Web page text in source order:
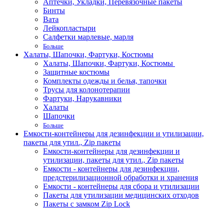
Аптечки, Укладки, Перевязочные пакеты
Бинты
Вата
Лейкопластыри
Салфетки марлевые, марля
Больше
Халаты, Шапочки, Фартуки, Костюмы
Халаты, Шапочки, Фартуки, Костюмы
Защитные костюмы
Комплекты одежды и белья, тапочки
Трусы для колонотерапии
Фартуки, Нарукавники
Халаты
Шапочки
Больше
Емкости-контейнеры для дезинфекции и утилизации,
пакеты для утил., Zip пакеты
Емкости-контейнеры для дезинфекции и
утилизации, пакеты для утил., Zip пакеты
Емкости - контейнеры для дезинфекции,
предстерилизационной обработки и хранения
Емкости - контейнеры для сбора и утилизации
Пакеты для утилизации медицинских отходов
Пакеты с замком Zip Lock